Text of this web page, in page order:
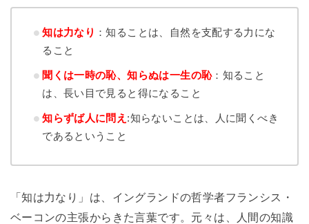
知は力なり ：知ることは、自然を支配する力にな
ること
聞くは一時の恥、知らぬは一生の恥：知ること
は、長い目で見ると得になること
知らずば人に問え :知らないことは、人に聞くべき
であるということ
「知は力なり」は、イングランドの哲学者フランシス・
ベーコンの主張からきた言葉です。元々は、人間の知識